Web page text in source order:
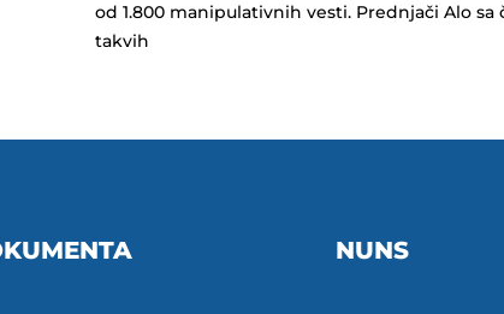
od 1.800 manipulativnih vesti. Prednjači Alo sa
takvih
NUNS